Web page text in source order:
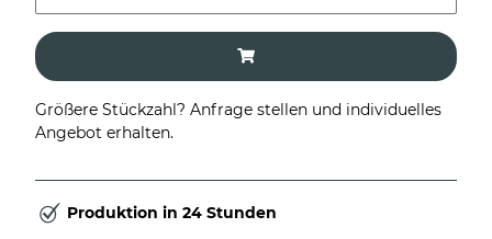
Größere Stückzahl? Anfrage stellen und individuelles
Angebot erhalten.
Produktion in 24 Stunden